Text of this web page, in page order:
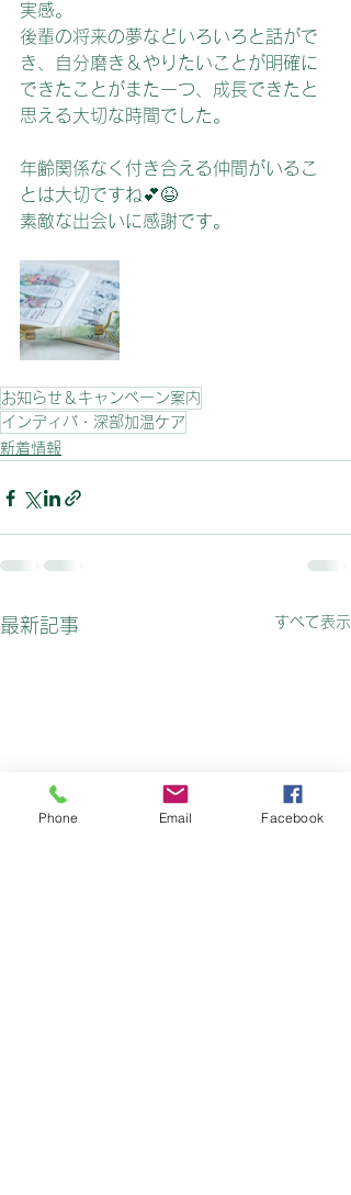
実感。
後輩の将来の夢などいろいろと話がで
き、自分磨き＆やりたいことが明確に
できたことがまた一つ、成長できたと
思える大切な時間でした。
年齢関係なく付き合える仲間がいるこ
とは大切ですね💕😆
素敵な出会いに感謝です。
お知らせ＆キャンペーン案内
インディバ・深部加温ケア
新着情報
最新記事 すべて表示
Phone Email Facebook